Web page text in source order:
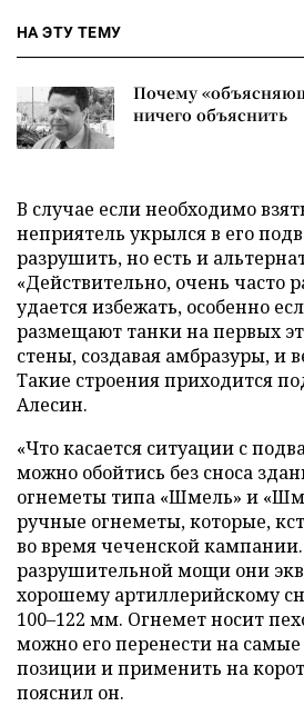
НА ЭТУ ТЕМУ
Почему
ничего объяснить
В случае если необходимо
неприятель укрылся в его
разрушить, но есть и
«Действительно, очень часто
удается избежать, особенно
размещают танки на первых
стены, создавая амбразуры, и
Такие строения приходится
Алесин.
«Что касается ситуации с
можно обойтись без сноса
огнеметы типа «Шмель» и
ручные огнеметы, которые,
во время чеченской
разрушительной мощи они
хорошему артиллерийскому
100–122 мм. Огнемет носит
можно его перенести на
позиции и применить на
пояснил он.